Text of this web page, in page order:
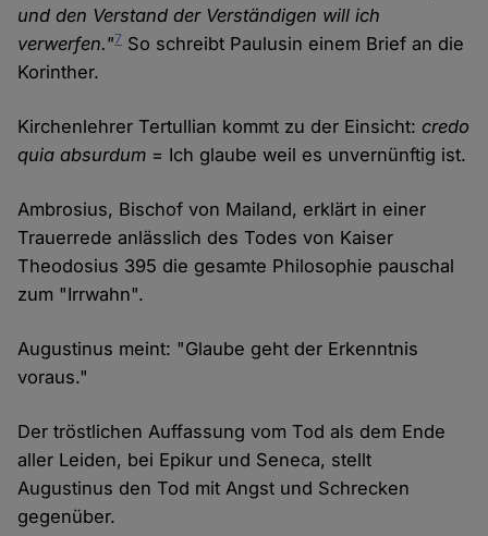
und den Verstand der Verständigen will ich
verwerfen."7 So schreibt Paulusin einem Brief an die
Korinther.
Kirchenlehrer Tertullian kommt zu der Einsicht:credo
quia absurdum = Ich glaube weil es unvernünftig ist.
Ambrosius, Bischof von Mailand, erklärt in einer
Trauerrede anlässlich des Todes von Kaiser
Theodosius 395 die gesamte Philosophie pauschal
zum "Irrwahn".
Augustinus meint: "Glaube geht der Erkenntnis
voraus."
Der tröstlichen Auffassung vom Tod als dem Ende
aller Leiden, bei Epikur und Seneca, stellt
Augustinus den Tod mit Angst und Schrecken
gegenüber.